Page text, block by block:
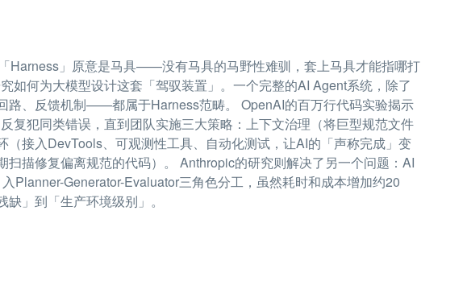
Harness」原意是马具——没有马具的马野性难驯，套上马具才能指哪打
如何为大模型设计这套「驾驭装置」。一个完整的AI Agent系统，除了
、反馈机制——都属于Harness范畴。 OpenAI的百万行代码实验揭示
复犯同类错误，直到团队实施三大策略：上下文治理（将巨型规范文件
接入DevTools、可观测性工具、自动化测试，让AI的「声称完成」变
描修复偏离规范的代码）。 Anthropic的研究则解决了另一个问题：AI
Planner-Generator-Evaluator三角色分工，虽然耗时和成本增加约20
」到「生产环境级别」。